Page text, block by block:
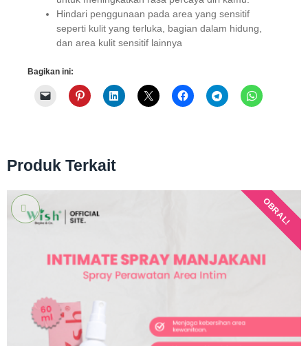
Hindari penggunaan pada area yang sensitif
seperti kulit yang terluka, bagian dalam hidung,
dan area kulit sensitif lainnya
Bagikan ini:
Produk Terkait
OBRAL!